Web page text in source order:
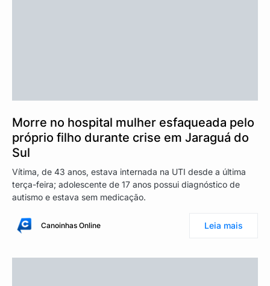
Morre no hospital mulher esfaqueada pelo
próprio filho durante crise em Jaraguá do
Sul
Vítima, de 43 anos, estava internada na UTI desde a última
terça-feira; adolescente de 17 anos possui diagnóstico de
autismo e estava sem medicação.
Canoinhas Online Leia mais